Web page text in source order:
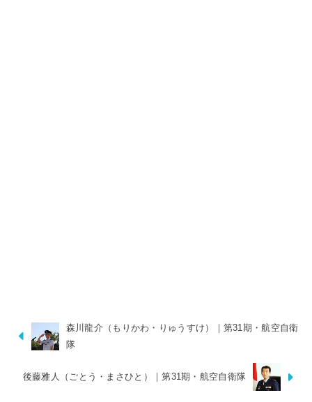
森川龍介（もりかわ・りゅうすけ）｜第31期・航空自衛
隊
後藤雅人（ごとう・まさひと）｜第31期・航空自衛隊